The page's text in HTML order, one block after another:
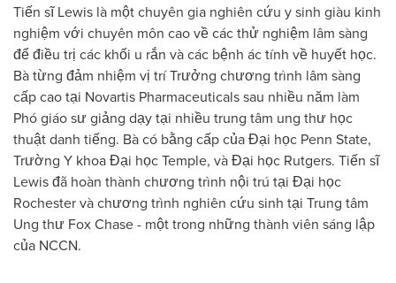
Tiến sĩ Lewis là một chuyên gia nghiên cứu y sinh giàu kinh
nghiệm với chuyên môn cao về các thử nghiệm lâm sàng
để điều trị các khối u rắn và các bệnh ác tính về huyết học.
Bà từng đảm nhiệm vị trí Trưởng chương trình lâm sàng
cấp cao tại Novartis Pharmaceuticals sau nhiều năm làm
Phó giáo sư giảng dạy tại nhiều trung tâm ung thư học
thuật danh tiếng. Bà có bằng cấp của Đại học Penn State,
Trường Y khoa Đại học Temple, và Đại học Rutgers. Tiến sĩ
Lewis đã hoàn thành chương trình nội trú tại Đại học
Rochester và chương trình nghiên cứu sinh tại Trung tâm
Ung thư Fox Chase - một trong những thành viên sáng lập
của NCCN.